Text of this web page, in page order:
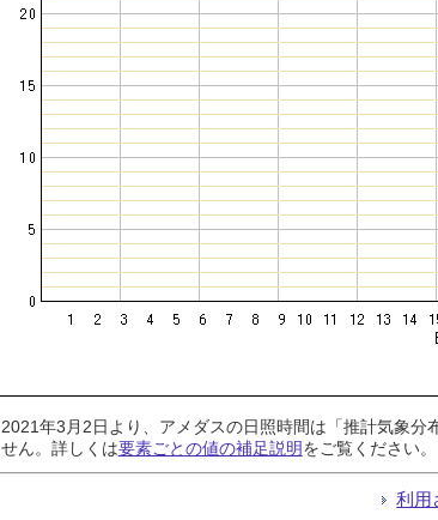
2021年3月2日より、アメダスの日照時間は「推計気象
せん。詳しくは要素ごとの値の補足説明をご覧ください。
利用